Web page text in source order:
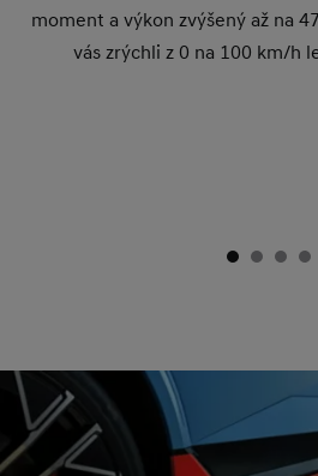
moment a výkon zvýšený až na
vás zrýchli z 0 na 100 km/h